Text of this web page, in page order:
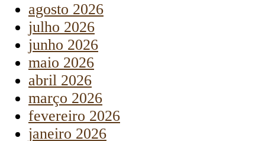
agosto 2026
julho 2026
junho 2026
maio 2026
abril 2026
março 2026
fevereiro 2026
janeiro 2026